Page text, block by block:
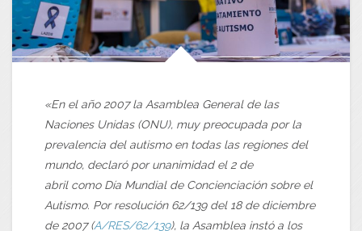
«En el año 2007 la Asamblea General de las
Naciones Unidas (ONU), muy preocupada por la
prevalencia del autismo en todas las regiones del
mundo, declaró por unanimidad el 2 de
abril como Día Mundial de Concienciación sobre el
Autismo. Por resolución 62/139 del 18 de diciembre
de 2007 (A/RES/62/139), la Asamblea instó a los